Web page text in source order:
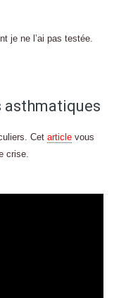
je ne l’ai pas testée.
asthmatiques
Cet article vous
crise.